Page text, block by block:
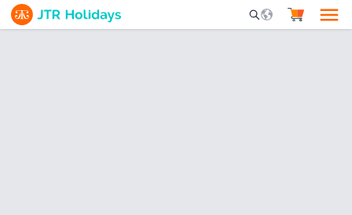
Mobile Search